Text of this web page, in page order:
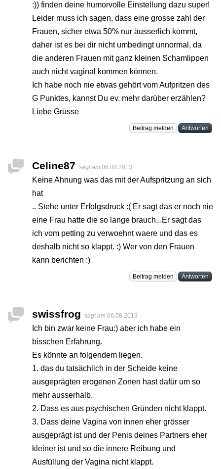
:)) finden deine humorvolle Einstellung dazu super!
Leider muss ich sagen, dass eine grosse zahl der
Frauen, sicher etwa 50% nur äusserlich kommt,
daher ist es bei dir nicht umbedingt unnormal, da
die anderen Frauen mit ganz kleinen Schamlippen
auch nicht vaginal kommen können.
Ich habe noch nie etwas gehört vom Aufpritzen des
G Punktes, kannst Du ev. mehr darüber erzählen?
Liebe Grüsse
Beitrag melden Antworten
Celine87 sagt am 06.08.2013
Keine Ahnung was das mit der Aufspritzung an sich
hat
.. Stehe unter Erfolgsdruck :( Er sagt das er noch nie
eine Frau hatte die so lange brauch...Er sagt das
ich vom petting zu verwoehnt waere und das es
deshalb nicht so klappt. :) Wer von den Frauen
kann berichten :)
Beitrag melden Antworten
swissfrog sagt am 06.08.2013
Ich bin zwar keine Frau:) aber ich habe ein
bisschen Erfahrung.
Es könnte an folgendem liegen.
1. das du tatsächlich in der Scheide keine
ausgeprägten erogenen Zonen hast dafür um so
mehr ausserhalb.
2. Dass es aus psychischen Gründen nicht klappt.
3. Dass deine Vagina von innen eher grösser
ausgeprägt ist und der Penis deines Partners eher
kleiner ist und so die innere Reibung und
Ausfüllung der Vagina nicht klappt.